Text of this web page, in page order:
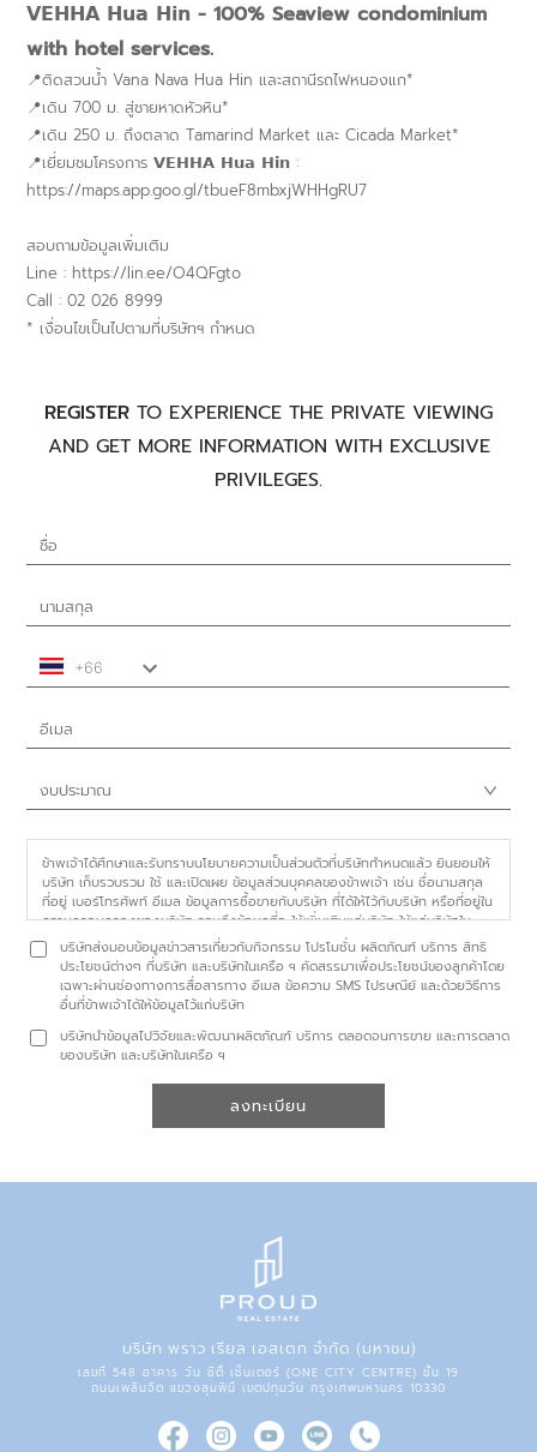
𝗩𝗘𝗛𝗛𝗔 𝗛𝘂𝗮 𝗛𝗶𝗻 - 100% Seaview condominium
with hotel services.
📍ติดสวนน้ำ Vana Nava Hua Hin และสถานีรถไฟหนองแก*
📍เดิน 700 ม. สู่ชายหาดหัวหิน*
📍เดิน 250 ม. ถึงตลาด Tamarind Market และ Cicada Market*
📍เยี่ยมชมโครงการ 𝗩𝗘𝗛𝗛𝗔 𝗛𝘂𝗮 𝗛𝗶𝗻 :
https://maps.app.goo.gl/tbueF8mbxjWHHgRU7
สอบถามข้อมูลเพิ่มเติม
Line : https://lin.ee/O4QFgto
Call : 02 026 8999
* เงื่อนไขเป็นไปตามที่บริษัทฯ กำหนด
REGISTER TO EXPERIENCE THE PRIVATE VIEWING
AND GET MORE INFORMATION WITH EXCLUSIVE
PRIVILEGES.
งบประมาณ
ข้าพเจ้าได้ศึกษาและรับทราบนโยบายความเป็นส่วนตัวที่บริษัทกำหนดแล้ว ยินยอมให้
บริษัท เก็บรวบรวม ใช้ และเปิดเผย ข้อมูลส่วนบุคคลของข้าพเจ้า เช่น ชื่อนามสกุล
ที่อยู่ เบอร์โทรศัพท์ อีเมล ข้อมูลการซื้อขายกับบริษัท ที่ได้ให้ไว้กับบริษัท หรือที่อยู่ใน
ความครอบครองของบริษัท รวมถึงข้อมูลที่จะให้เพิ่มเติมแก่บริษัท ให้แก่บริษัทใน
เครือตามรายชื่อที่ระบุในhttps://www.proudrealestate.co.th/privacy-policy
หรือบุคคล นิติบุคคลอื่น สถาบันการเงินใดที่จำเป็นต่อการปฏิบัติตามสัญญาซึ่ง
ข้าพเจ้าได้ทำไว้กับบริษัท และเพื่อวัตถุประสงค์ดังต่อไปนี้
บริษัทส่งมอบข้อมูลข่าวสารเกี่ยวกับกิจกรรม โปรโมชั่น ผลิตภัณฑ์ บริการ สิทธิ
ประโยชน์ต่างๆ ที่บริษัท และบริษัทในเครือ ฯ คัดสรรมาเพื่อประโยชน์ของลูกค้าโดย
เฉพาะผ่านช่องทางการสื่อสารทาง อีเมล ข้อความ SMS ไปรษณีย์ และด้วยวิธีการ
อื่นที่ข้าพเจ้าได้ให้ข้อมูลไว้แก่บริษัท
บริษัทนำข้อมูลไปวิจัยและพัฒนาผลิตภัณฑ์ บริการ ตลอดจนการขาย และการตลาด
ของบริษัท และบริษัทในเครือ ฯ
ลงทะเบียน
บริษัท พราว เรียล เอสเตท จำกัด (มหาชน)
เลขที่ 548 อาคาร วัน ซิตี้ เซ็นเตอร์ (ONE CITY CENTRE) ชั้น 19
ถนนเพลินจิต แขวงลุมพินี เขตปทุมวัน กรุงเทพมหานคร 10330